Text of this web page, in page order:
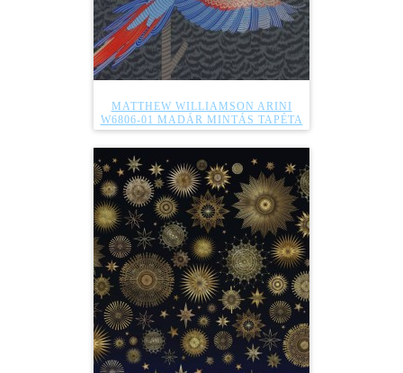
MATTHEW WILLIAMSON ARINI
W6806-01 MADÁR MINTÁS TAPÉTA